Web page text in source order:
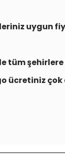
uygun
tüm şehirlere
ücretiniz